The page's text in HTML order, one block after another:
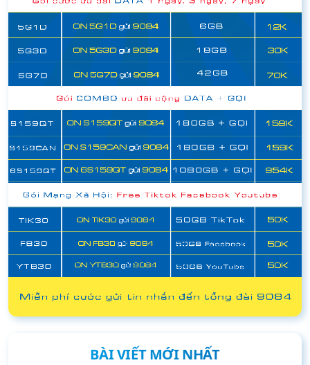
BÀI VIẾT MỚI NHẤT